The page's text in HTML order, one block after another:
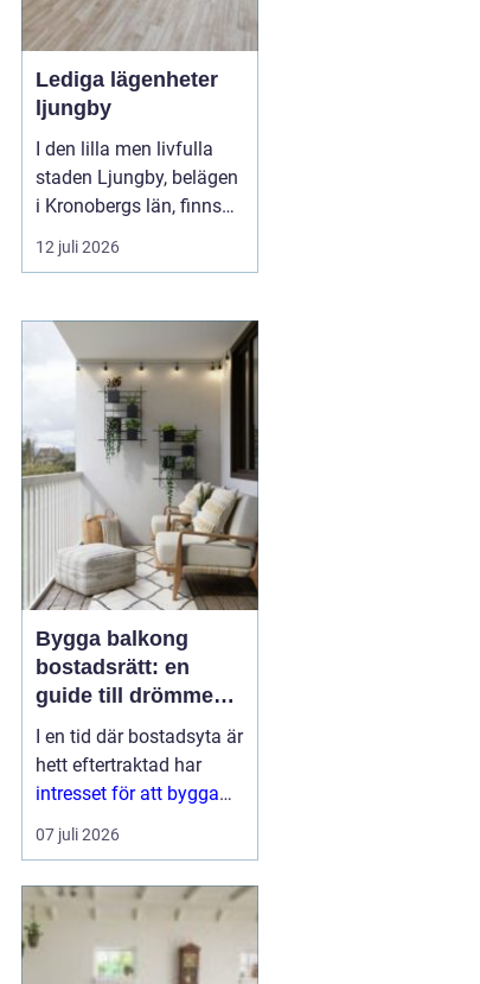
Lediga lägenheter
ljungby
I den lilla men livfulla
staden Ljungby, belägen
i Kronobergs län, finns
en dynamisk marknad
för bostadssökande.
Ljungbyhar blivit ett hett
ämne för många, då
staden erbjuder en u...
12 juli 2026
Bygga balkong
bostadsrätt: en
guide till drömmen
om extra yta
I en tid där bostadsyta är
hett eftertraktad har
intresset för att bygga
balkong
bostadsrättsförening
balkon...
07 juli 2026